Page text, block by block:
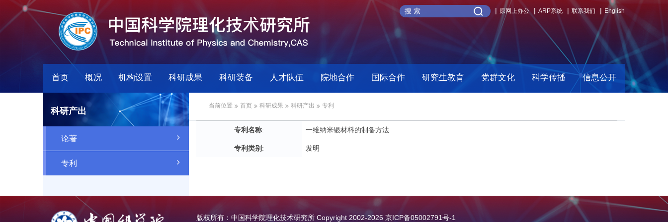
原网上办公 ARP系统 联系我们 English
首页 概况 机构设置 科研成果 科研装备 人才队伍 院地合作 国际合作 研究生教育 党群文化 科学传播 信息公开
科研产出
论著
专利
当前位置 首页 科研成果 科研产出 专利
专利名称: 一维纳米银材料的制备方法
专利类别 : 发明
版权所有：中国科学院理化技术研究所 Copyright 2002-2026 京ICP备05002791号-1